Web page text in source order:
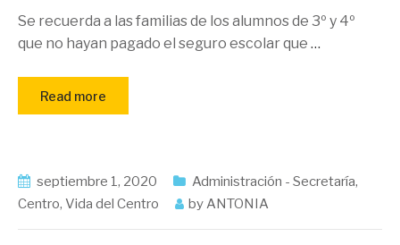
Se recuerda a las familias de los alumnos de 3º y 4º
que no hayan pagado el seguro escolar que …
Read more
septiembre 1, 2020 Administración - Secretaría,
Centro, Vida del Centro byANTONIA